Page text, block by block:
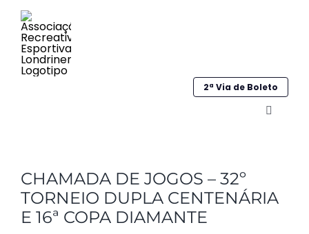
para
conteúdo
2ª Via de Boleto
Alternar
Institucional
Galeria
CHAMADA DE JOGOS – 32º
TORNEIO DUPLA CENTENÁRIA
E 16ª COPA DIAMANTE